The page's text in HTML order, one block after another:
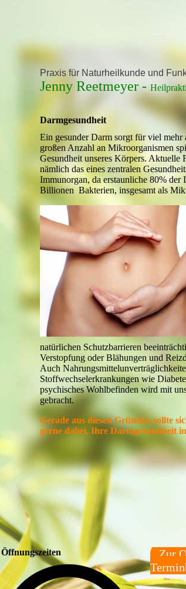
Praxis für Naturheilkunde und
Jenny Reetmeyer -
Darmgesundheit
Ein gesunder Darm sorgt für viel mehr
großen Anzahl an Mikroorganismen
Gesundheit unseres Körpers. Aktuelle
nämlich das eines zentralen
Immunorgan, da erstaunliche 80%
Billionen Bakterien, insgesamt als
natürlichen Schutzbarrieren
Verstopfung oder Blähungen und
Auch
Stoffwechselerkrankungen wie
psychisches Wohlbefinden wird mit
gebracht.
Gerade aus diesen Gründen sollte
gerne dabei, Ihre Darmgesundheit
Öffnungszeiten
Zur